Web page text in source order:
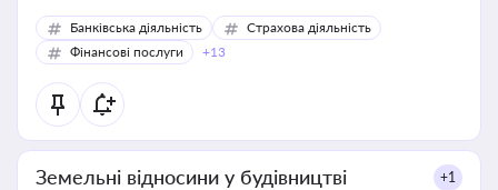
Банківська діяльність
Страхова діяльність
Фінансові послуги
+13
Земельні відносини у будівництві +1